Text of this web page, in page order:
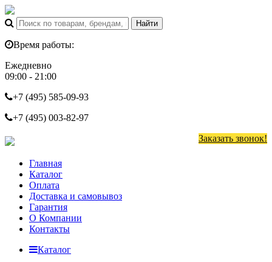
Время работы:
Ежедневно
09:00 - 21:00
+7 (495) 585-09-93
+7 (495) 003-82-97
Заказать звонок!
Главная
Каталог
Оплата
Доставка и самовывоз
Гарантия
О Компании
Контакты
Каталог